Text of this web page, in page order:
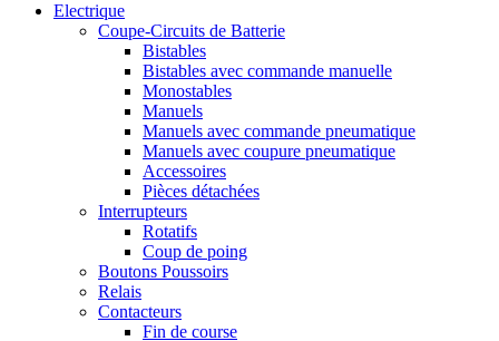
Electrique
Coupe-Circuits de Batterie
Bistables
Bistables avec commande manuelle
Monostables
Manuels
Manuels avec commande pneumatique
Manuels avec coupure pneumatique
Accessoires
Pièces détachées
Interrupteurs
Rotatifs
Coup de poing
Boutons Poussoirs
Relais
Contacteurs
Fin de course